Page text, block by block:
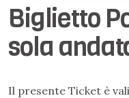
Biglietto
sola
Il presente Ticket è